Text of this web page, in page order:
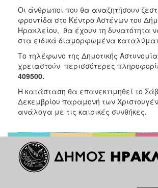
Αδειοδότηση
&
Έλεγχος
Βρεφονηπιακών
Δημοτικό
Ιατρείο
Ξενώνας
Φιλοξενίας
Γυναικών
Κοινότητας
Κοινωνικό
Φαρμακείο
Κοινωνικό
Οι άνθρωποι που θα αναζητήσουν
φροντίδα στο Κέντρο Αστέγων του
Ηρακλείου, θα έχουν τη δυνατότητα
στα ειδικά διαμορφωμένα
Το τηλέφωνο της Δημοτικής
χρειαστούν περισσότερες
409500.
Η κατάσταση θα επανεκτιμηθεί το
Δεκεμβρίου παραμονή των
ανάλογα με τις καιρικές συνθήκες.